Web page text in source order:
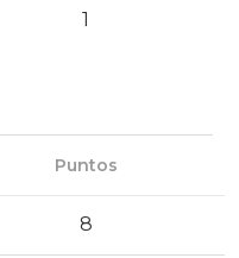
1
Puntos
8